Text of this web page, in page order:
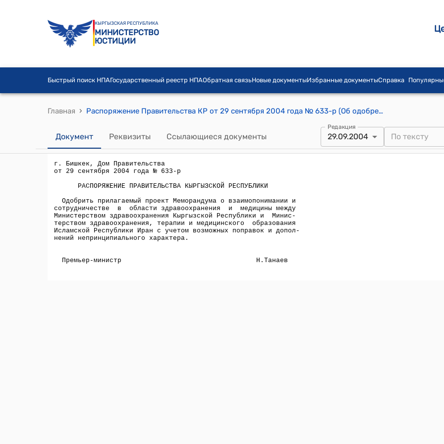
КЫРГЫЗСКАЯ РЕСПУБЛИКА
МИНИСТЕРСТВО
ЮСТИЦИИ
Быстрый поиск НПАГосударственный реестр НПАОбратная связьНовые документыИзбранные документыСправка
Главная › Распоряжение Правительства КР от 29 сентября 2004 года № 633-р (Об одобрении проекта Меморандума о взаимопонимании и сотрудничестве в области здраоохранения и медицины между Министерством здравоохранения КР и Министерством здравоохранения, терапии и медицинского образования Исламской Республики Иран)
Документ Реквизиты Ссылающиеся документы
Редакция
29.09.2004